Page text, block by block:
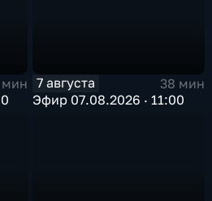
мин
7 августа
38 мин
Эфир 07.08.2026 · 11:00